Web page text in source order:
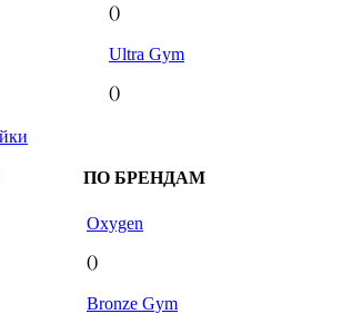
()
Ultra Gym
()
ПО БРЕНДАМ
Oxygen
()
Bronze Gym